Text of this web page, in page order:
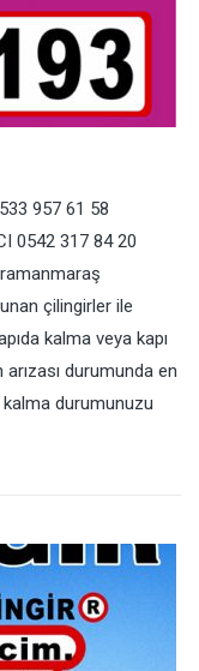
957 61 58
0542 317 84 20
çilingirler ile
kalma veya kapı
durumunda en
kalma durumunuzu